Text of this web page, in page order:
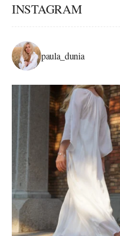
INSTAGRAM
paula_dunia